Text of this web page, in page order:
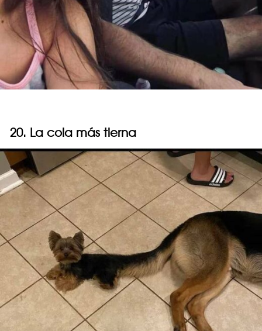
20. La cola más tierna